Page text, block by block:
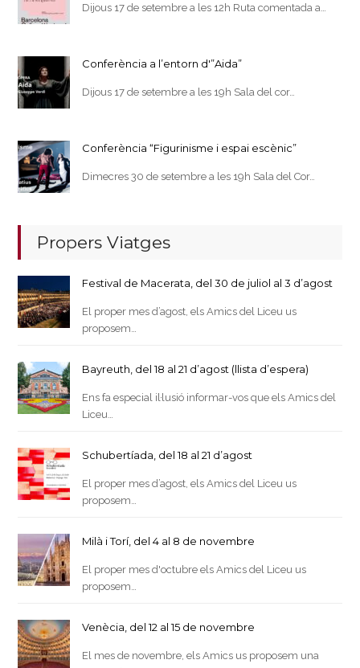
Dijous 17 de setembre a les 12h Ruta comentada a…
Conferència a l’entorn d'”Aida”
Dijous 17 de setembre a les 19h Sala del cor…
Conferència “Figurinisme i espai escènic”
Dimecres 30 de setembre a les 19h Sala del Cor…
Propers Viatges
Festival de Macerata, del 30 de juliol al 3 d’agost
El proper mes d’agost, els Amics del Liceu us
proposem…
Bayreuth, del 18 al 21 d’agost (llista d’espera)
Ens fa especial il·lusió informar-vos que els Amics del
Liceu…
Schubertíada, del 18 al 21 d’agost
El proper mes d’agost, els Amics del Liceu us
proposem…
Milà i Torí, del 4 al 8 de novembre
El proper mes d'octubre els Amics del Liceu us
proposem…
Venècia, del 12 al 15 de novembre
El mes de novembre, els Amics us proposem una